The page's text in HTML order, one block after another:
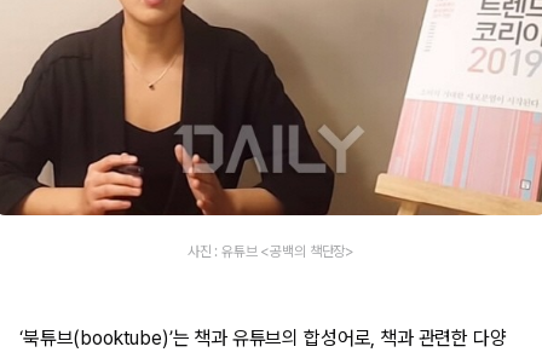
사진 : 유튜브 <공백의 책단장>
‘북튜브(booktube)’는 책과 유튜브의 합성어로, 책과 관련한 다양